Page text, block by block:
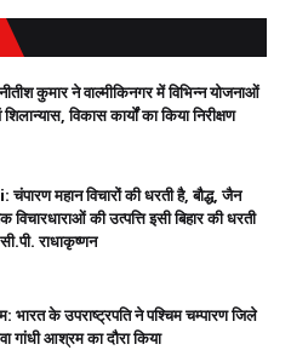
कुमार ने वाल्मीकिनगर में विभिन्न योजनाओं
विकास कार्यों का किया निरीक्षण
महान विचारों की धरती है, बौद्ध, जैन
विचारधाराओं की उत्पत्ति इसी बिहार की धरती
राधाकृष्णन
भारत के उपराष्ट्रपति ने पश्चिम चम्पारण जिले
गांधी आश्रम का दौरा किया